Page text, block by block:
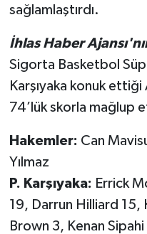
sağlamlaştırdı.
İhlas Haber
Sigorta Basketbol
Karşıyaka konuk
74’lük skorla mağlup
Hakemler: Can
Yılmaz
P. Karşıyaka: Errick
19, Darrun Hilliard
Brown 3, Kenan